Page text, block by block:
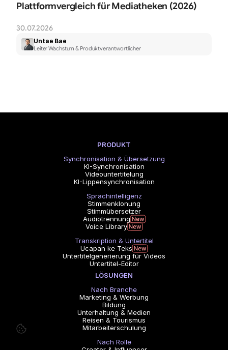
Plattformvergleich für Mediatheken (2026)
30.07.2026
Untae Bae
Leiter Wachstum & Produktverantwortlicher
PRODUKT
Synchronisation & Übersetzung
KI-Synchronisation
Videountertitelung
KI-Lippensynchronisation
Sprachintelligenz
Stimmenklonung
Stimmübersetzer
Audiotrennung
Voice Library
Transkription & Untertitel
Ucapan ke Teks
Untertitelgenerierung für Videos
Untertitel-Editor
LÖSUNGEN
Nach Branche
Marketing & Werbung
Bildung
Unterhaltung & Medien
Reisen & Tourismus
Mitarbeiterschulung
Nach Rolle